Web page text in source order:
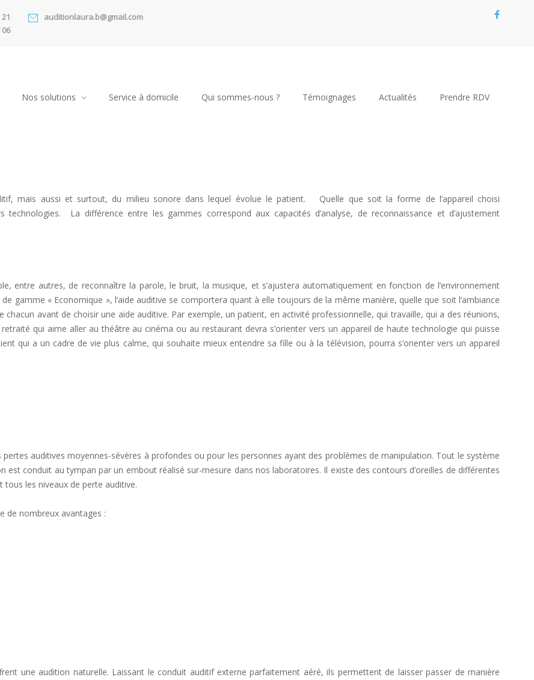
06
auditionlaura.b@gmail.com
Nos solutions Service à domicile Qui sommes-nous ? Témoignages Actualités Prendre RDV
mais aussi et surtout, du milieu sonore dans lequel évolue le patient. Quelle que soit la forme de l’appareil choisi
technologies. La différence entre les gammes correspond aux capacités d’analyse, de reconnaissance et d’ajustement
entre autres, de reconnaître la parole, le bruit, la musique, et s’ajustera automatiquement en fonction de l’environnement
gamme « Economique », l’aide auditive se comportera quant à elle toujours de la même manière, quelle que soit l’ambiance
avant de choisir une aide auditive. Par exemple, un patient, en activité professionnelle, qui travaille, qui a des réunions,
qui aime aller au théâtre au cinéma ou au restaurant devra s’orienter vers un appareil de haute technologie qui puisse
qui a un cadre de vie plus calme, qui souhaite mieux entendre sa fille ou à la télévision, pourra s’orienter vers un appareil
auditives moyennes-sévères à profondes ou pour les personnes ayant des problèmes de manipulation. Tout le système
est conduit au tympan par un embout réalisé sur-mesure dans nos laboratoires. Il existe des contours d’oreilles de différentes
tous les niveaux de perte auditive.
de nombreux avantages :
une audition naturelle. Laissant le conduit auditif externe parfaitement aéré, ils permettent de laisser passer de manière